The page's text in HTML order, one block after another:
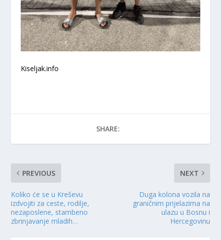
Kiseljak.info
SHARE:
PREVIOUS
Koliko će se u Kreševu
izdvojiti za ceste, rodilje,
nezaposlene, stambeno
zbrinjavanje mladih…
NEXT
Duga kolona vozila na
graničnim prijelazima na
ulazu u Bosnu i
Hercegovinu